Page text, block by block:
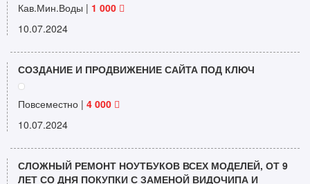
Кав.Мин.Воды | 1 000
10.07.2024
СОЗДАНИЕ И ПРОДВИЖЕНИЕ САЙТА ПОД КЛЮЧ
Повсеместно | 4 000
10.07.2024
СЛОЖНЫЙ РЕМОНТ НОУТБУКОВ ВСЕХ МОДЕЛЕЙ, ОТ 9
ЛЕТ СО ДНЯ ПОКУПКИ С ЗАМЕНОЙ ВИДОЧИПА И